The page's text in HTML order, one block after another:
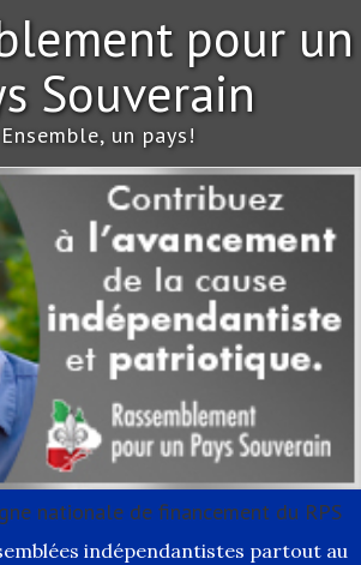
pour un
Souverain
Ensemble, un pays!
nationale de financement du RPS
indépendantistes partout au